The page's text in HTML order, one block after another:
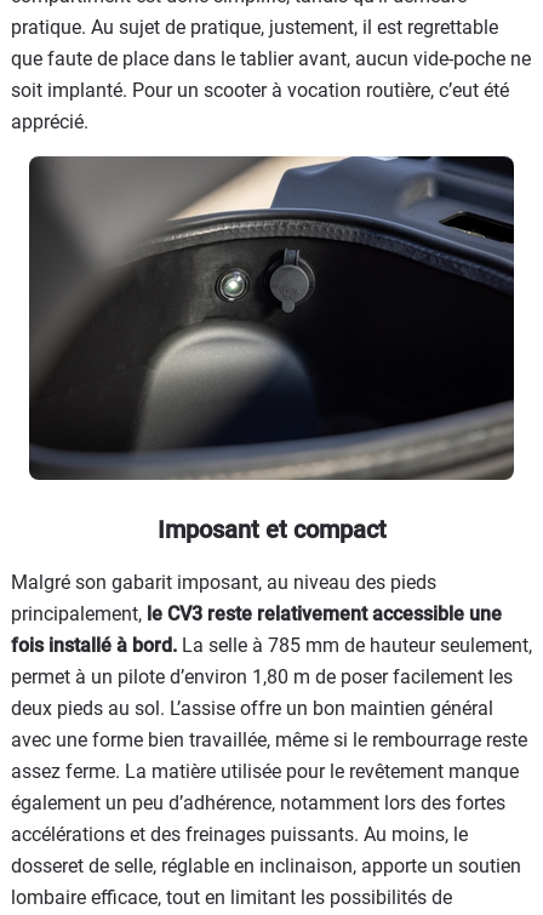
pratique. Au sujet de pratique, justement, il est regrettable
que faute de place dans le tablier avant, aucun vide-poche ne
soit implanté. Pour un scooter à vocation routière, c’eut été
apprécié.
Imposant et compact
Malgré son gabarit imposant, au niveau des pieds
principalement, le CV3 reste relativement accessible une
fois installé à bord. La selle à 785 mm de hauteur seulement,
permet à un pilote d’environ 1,80 m de poser facilement les
deux pieds au sol. L’assise offre un bon maintien général
avec une forme bien travaillée, même si le rembourrage reste
assez ferme. La matière utilisée pour le revêtement manque
également un peu d’adhérence, notamment lors des fortes
accélérations et des freinages puissants. Au moins, le
dosseret de selle, réglable en inclinaison, apporte un soutien
lombaire efficace, tout en limitant les possibilités de